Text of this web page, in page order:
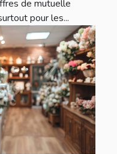
de mutuelle
pour les...